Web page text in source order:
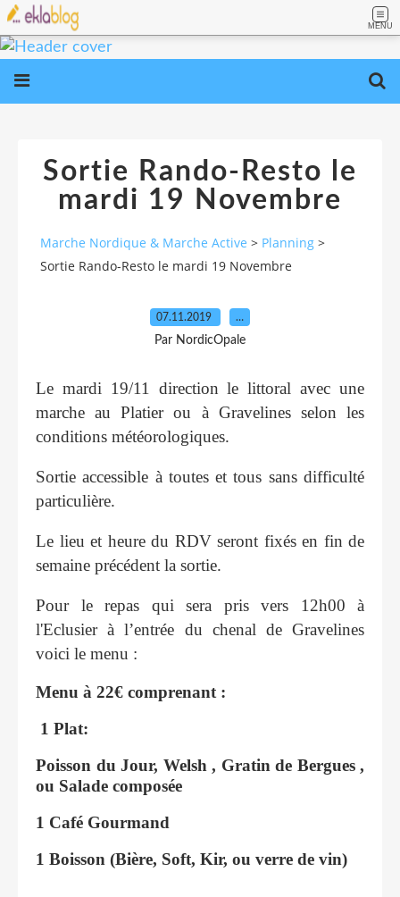
MENU
Sortie Rando-Resto le
mardi 19 Novembre
Marche Nordique & Marche Active > Planning >
Sortie Rando-Resto le mardi 19 Novembre
07.11.2019 …
Par NordicOpale
Le mardi 19/11 direction le littoral avec une
marche au Platier ou à Gravelines selon les
conditions météorologiques.
Sortie accessible à toutes et tous sans difficulté
particulière.
Le lieu et heure du RDV seront fixés en fin de
semaine précédent la sortie.
Pour le repas qui sera pris vers 12h00 à
l'Eclusier à l’entrée du chenal de Gravelines
voici le menu :
Menu à 22€ comprenant :
1 Plat:
Poisson du Jour, Welsh , Gratin de Bergues ,
ou Salade composée
1 Café Gourmand
1 Boisson (Bière, Soft, Kir, ou verre de vin)